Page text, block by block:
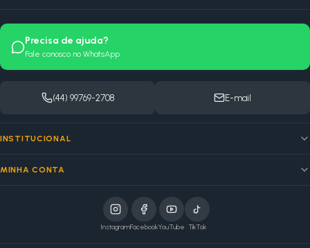
Precisa de ajuda?
Fale conosco no WhatsApp
(44) 99769-2708 E-mail
INSTITUCIONAL
MINHA CONTA
InstagramFacebookYouTube TikTok